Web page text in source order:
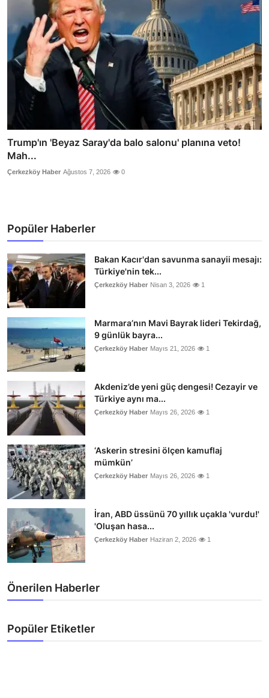
Trump'ın 'Beyaz Saray'da balo salonu' planına veto!
Mah...
Çerkezköy Haber Ağustos 7, 2026 0
Popüler Haberler
Bakan Kacır'dan savunma sanayii mesajı:
Türkiye'nin tek...
Çerkezköy Haber Nisan 3, 2026 1
Marmara’nın Mavi Bayrak lideri Tekirdağ,
9 günlük bayra...
Çerkezköy Haber Mayıs 21, 2026 1
Akdeniz’de yeni güç dengesi! Cezayir ve
Türkiye aynı ma...
Çerkezköy Haber Mayıs 26, 2026 1
‘Askerin stresini ölçen kamuflaj
mümkün’
Çerkezköy Haber Mayıs 26, 2026 1
İran, ABD üssünü 70 yıllık uçakla 'vurdu!'
'Oluşan hasa...
Çerkezköy Haber Haziran 2, 2026 1
Önerilen Haberler
Popüler Etiketler